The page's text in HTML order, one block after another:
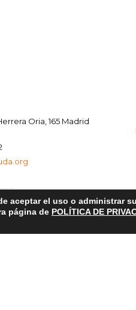
Oria, 165 Madrid
aceptar el uso o administrar
página de POLÍTICA DE